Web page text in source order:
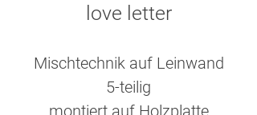
love letter
Mischtechnik auf Leinwand
5-teilig
montiert auf Holzplatte